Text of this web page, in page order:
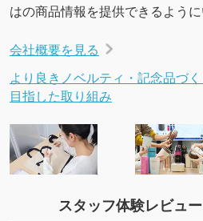
はの商品情報を提供できるように
会社概要を見る
より良きノベルティ・記念品づ
目指した取り組み
スタッフ体験レビュ